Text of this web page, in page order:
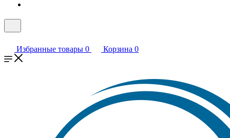
Избранные товары 0 Корзина 0